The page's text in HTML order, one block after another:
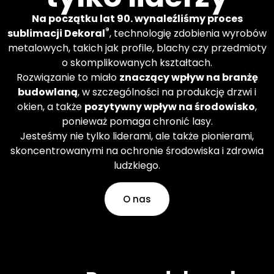
Stosujesz wykończenia,
które chcesz.
Dowiedz się więcej
Na początku lat 90. wynaleźliśmy proces
sublimacji Dekoral®, technologię zdobienia wyrobów
metalowych, takich jak profile, blachy czy przedmioty
o skomplikowanych kształtach.
Rozwiązanie to miało znaczący wpływ na branżę
budowlaną, w szczególności na produkcję drzwi i
okien, a także pozytywny wpływ na środowisko,
ponieważ pomaga chronić lasy.
Jesteśmy nie tylko liderami, ale także pionierami,
skoncentrowanymi na ochronie środowiska i zdrowia
ludzkiego.
O nas